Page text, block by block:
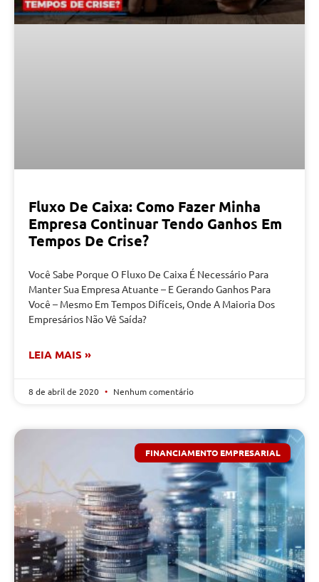
Fluxo De Caixa: Como Fazer Minha
Empresa Continuar Tendo Ganhos Em
Tempos De Crise?
Você Sabe Porque O Fluxo De Caixa É Necessário Para
Manter Sua Empresa Atuante – E Gerando Ganhos Para
Você – Mesmo Em Tempos Difíceis, Onde A Maioria Dos
Empresários Não Vê Saída?
LEIA MAIS »
8 de abril de 2020 Nenhum comentário
FINANCIAMENTO EMPRESARIAL